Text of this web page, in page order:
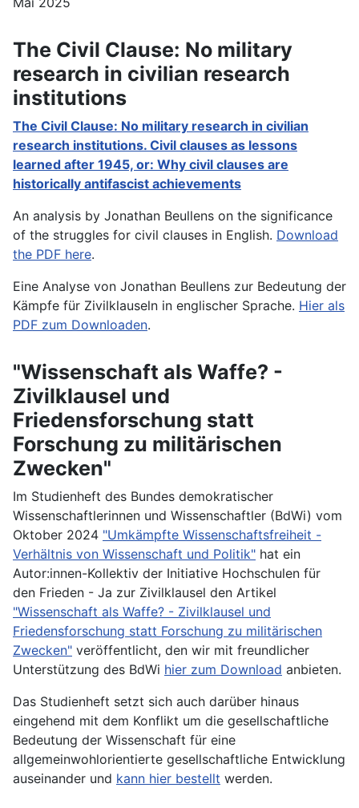
The Civil Clause: No military
research in civilian research
institutions
The Civil Clause: No military research in civilian
research institutions. Civil clauses as lessons
learned after 1945, or: Why civil clauses are
historically antifascist achievements
An analysis by Jonathan Beullens on the significance
of the struggles for civil clauses in English. Download
the PDF here.
Eine Analyse von Jonathan Beullens zur Bedeutung der
Kämpfe für Zivilklauseln in englischer Sprache. Hier als
PDF zum Downloaden.
"Wissenschaft als Waffe? -
Zivilklausel und
Friedensforschung statt
Forschung zu militärischen
Zwecken"
Im Studienheft des Bundes demokratischer
Wissenschaftlerinnen und Wissenschaftler (BdWi) vom
Oktober 2024 "Umkämpfte Wissenschaftsfreiheit -
Verhältnis von Wissenschaft und Politik" hat ein
Autor:innen-Kollektiv der Initiative Hochschulen für
den Frieden - Ja zur Zivilklausel den Artikel
"Wissenschaft als Waffe? - Zivilklausel und
Friedensforschung statt Forschung zu militärischen
Zwecken" veröffentlicht, den wir mit freundlicher
Unterstützung des BdWi hier zum Download anbieten.
Das Studienheft setzt sich auch darüber hinaus
eingehend mit dem Konflikt um die gesellschaftliche
Bedeutung der Wissenschaft für eine
allgemeinwohlorientierte gesellschaftliche Entwicklung
auseinander und kann hier bestellt werden.